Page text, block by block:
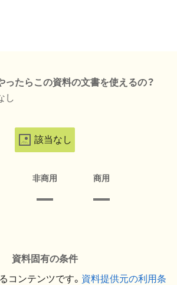
ったらこの資料の文書を使えるの？
し
該当なし
非商用 商用
資料固有の条件
コンテンツです。 資料提供元の利用条